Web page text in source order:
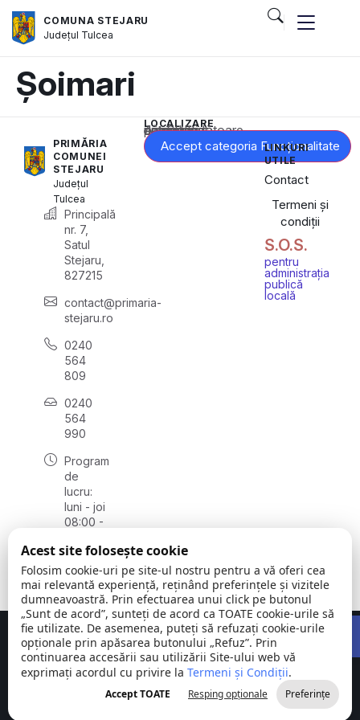
COMUNA STEJARU
Județul Tulcea
Șoimari
PRIMĂRIA
COMUNEI
STEJARU
Județul
Tulcea
Principală
nr. 7,
Satul
Stejaru,
827215
contact@primaria-
stejaru.ro
0240
564
809
0240
564
990
Program
de
lucru:
luni - joi
08:00 -
vineri
08:00 -
14:00
LOCALIZARE
Acest conținut este blocat până când acceptați categoria corespunzătoare de cookie-uri.
Accept categoria Funcționalitate
LINKURI
UTILE
Contact
Termeni și
condiții
S.O.S.
pentru
administrația
publică
locală
Comuna
Stejaru |
județul Tulcea
©
2026
Toate
drepturile
rezervate
Concept realizat deBig Media Relații Publice SRL
Acest site folosește cookie
Folosim cookie-uri pe site-ul nostru pentru a vă oferi cea
mai relevantă experiență, reținând preferințele și vizitele
dumneavoastră. Prin efectuarea unui click pe butonul
„Sunt de acord”, sunteți de acord ca TOATE cookie-urile să
fie utilizate. De asemenea, puteți să refuzați cookie-urile
opționale prin apăsarea butonului „Refuz”. Prin
continuarea accesării sau utilizării Site-ului web vă
exprimați acordul cu privire la Termeni și Condiții.
Accept TOATE Resping opționale Preferințe